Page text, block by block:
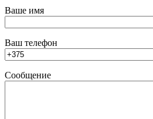
Ваше имя
Ваш телефон
Сообщение